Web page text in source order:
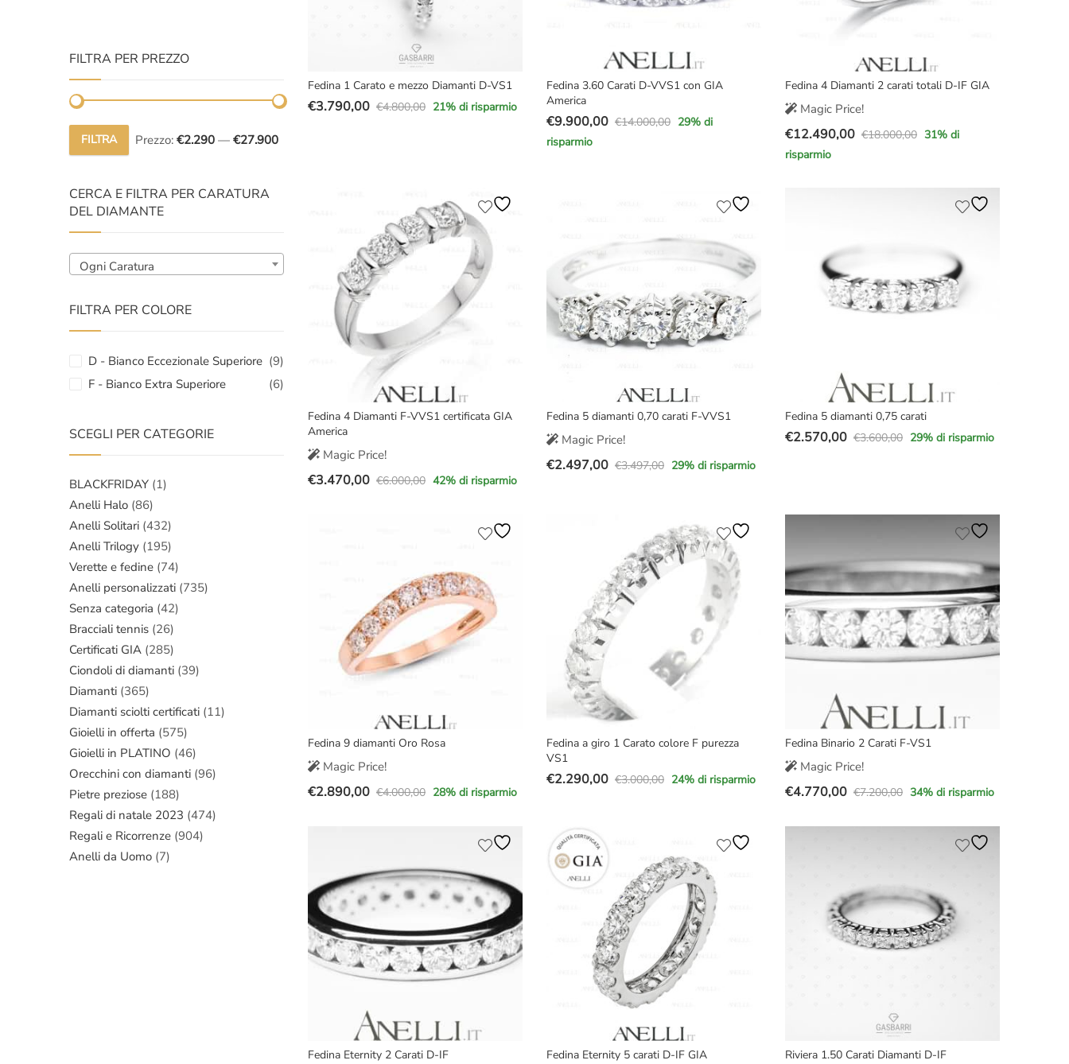
Fedina 1 Carato e mezzo Diamanti D-VS1
€4.800,00
Il
€3.790,00
Il
21% di risparmio
Fedina 3.60 Carati D-VVS1 con GIA
America
€14.000,00
Il
prezzo
€9.900,00
Il
prezzo
29% di
risparmio
Fedina 4 Diamanti 2 carati totali D-IF GIA
Magic Price!
€18.000,00
Il
prezzo
€12.490,00
Il
prezzo
31% di
risparmio
Fedina 4 Diamanti F-VVS1 certificata GIA
America
Magic Price!
€6.000,00
Il
€3.470,00
Il
42% di risparmio
Fedina 5 diamanti 0,70 carati F-VVS1
Magic Price!
€3.497,00
Il
€2.497,00
Il
29% di risparmio
Fedina 5 diamanti 0,75 carati
€3.600,00
Il
€2.570,00
Il
29% di risparmio
Fedina 9 diamanti Oro Rosa
Magic Price!
€4.000,00
Il
€4.000,00.
€2.890,00
Il
€2.890,00.
28% di risparmio
Fedina a giro 1 Carato colore F purezza
VS1
€3.000,00
Il
originale
era:
€3.000,00.
€2.290,00
Il
attuale
è:
€2.290,00.
24% di risparmio
Fedina Binario 2 Carati F-VS1
Magic Price!
€7.200,00
Il
€4.770,00
Il
34% di risparmio
Fedina Eternity 2 Carati D-IF Fedina Eternity 5 carati D-IF GIA
Riviera 1.50 Carati Diamanti D-IF
FILTRA PER PREZZO
Prezzo
Prezzo
FILTRA Prezzo: €2.290— €27.900
CERCA E FILTRA PER CARATURA
DEL DIAMANTE
Ogni Caratura
FILTRA PER COLORE
D - Bianco Eccezionale Superiore (9)
F - Bianco Extra Superiore
(6)
SCEGLI PER CATEGORIE
BLACKFRIDAY (1)
Anelli Halo (86)
Anelli Solitari (432)
Anelli Trilogy (195)
Verette e fedine (74)
Anelli personalizzati (735)
Senza categoria (42)
Bracciali tennis (26)
Certificati GIA (285)
Ciondoli di diamanti (39)
Diamanti (365)
Diamanti sciolti certificati (11)
Gioielli in offerta (575)
Gioielli in PLATINO (46)
Orecchini con diamanti (96)
Pietre preziose (188)
Regali di natale 2023 (474)
Regali e Ricorrenze (904)
Anelli da Uomo (7)